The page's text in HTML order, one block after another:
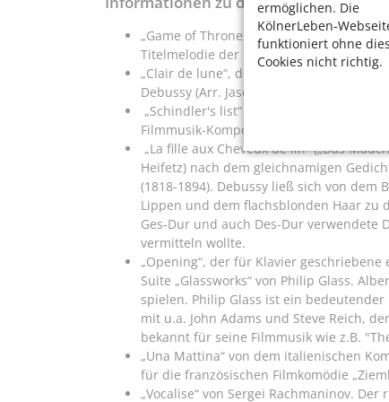
ermöglichen. Die
KölnerLeben-
funktioniert ohne
Cookies nicht richtig.
„Game of Thrones“ vom deutsch-
Titelmelodie der erfolgreichen
„Clair de lune“, der 3. Satz der „Suite
Debussy (Arr. Jascha Heifetz), die in
„Schindler's list“ den emotionalen Film-
Filmmusik-Komponisten John Williams.
„La fille aux Cheveux de lin“ („Das
Heifetz) nach dem gleichnamigen
(1818-1894). Debussy ließ sich von
Lippen und dem flachsblonden Haar zu
Ges-Dur und auch Des-Dur verwendete
vermitteln wollte.
„Opening“, der für Klavier
Suite „Glassworks“ von Philip Glass.
spielen. Philip Glass ist ein
mit u.a. John Adams und Steve Reich,
bekannt für seine Filmmusik wie z.B.
„Una Mattina“ von dem italienischen
für die französischen Filmkomödie
„Vocalise“ von Sergei Rachmaninov.